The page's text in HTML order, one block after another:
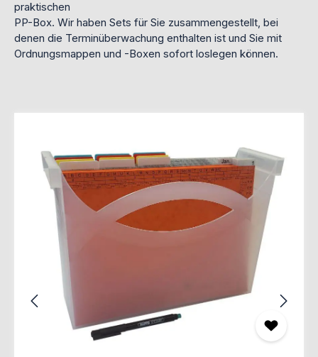
praktischen
PP-Box. Wir haben Sets für Sie zusammengestellt, bei
denen die Terminüberwachung enthalten ist und Sie mit
Ordnungsmappen und -Boxen sofort loslegen können.